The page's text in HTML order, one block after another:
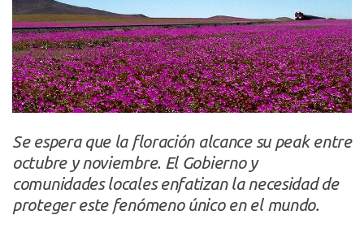
Se espera que la floración alcance su peak entre
octubre y noviembre. El Gobierno y
comunidades locales enfatizan la necesidad de
proteger este fenómeno único en el mundo.